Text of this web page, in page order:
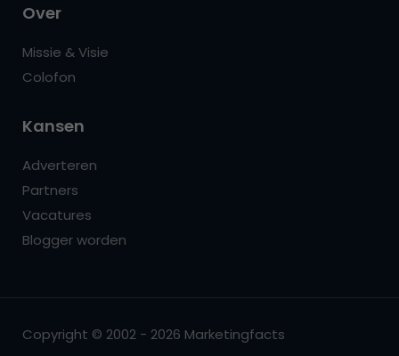
Over
Missie & Visie
Colofon
Kansen
Adverteren
Partners
Vacatures
Blogger worden
Copyright © 2002 - 2026 Marketingfacts